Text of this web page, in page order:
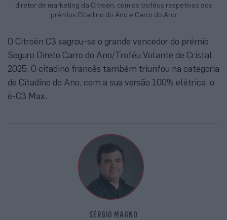
diretor de marketing da Citroën, com os troféus respetivos aos
prémios Citadino do Ano e Carro do Ano
O Citroën C3 sagrou-se o grande vencedor do prémio
Seguro Direto Carro do Ano/Troféu Volante de Cristal
2025. O citadino francês também triunfou na categoria
de Citadino do Ano, com a sua versão 100% elétrica, o
ë-C3 Max.
SÉRGIO MAGNO